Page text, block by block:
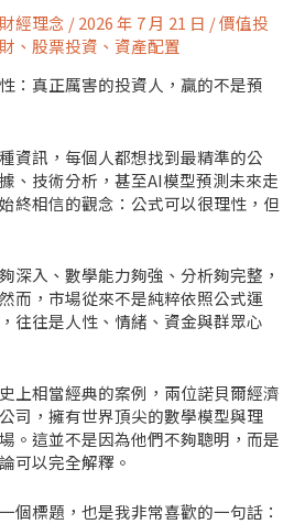
財經理念 /2026 年 7 月 21 日 /價值投
、 股票投資 、 資產配置
：真正厲害的投資人，贏的不是預
資訊，每個人都想找到最精準的公
、技術分析，甚至AI模型預測未來走
終相信的觀念：公式可以很理性，但
深入、數學能力夠強、分析夠完整，
而，市場從來不是純粹依照公式運
往往是人性、情緒、資金與群眾心
上相當經典的案例，兩位諾貝爾經濟
司，擁有世界頂尖的數學模型與理
。這並不是因為他們不夠聰明，而是
可以完全解釋。
個標題，也是我非常喜歡的一句話：